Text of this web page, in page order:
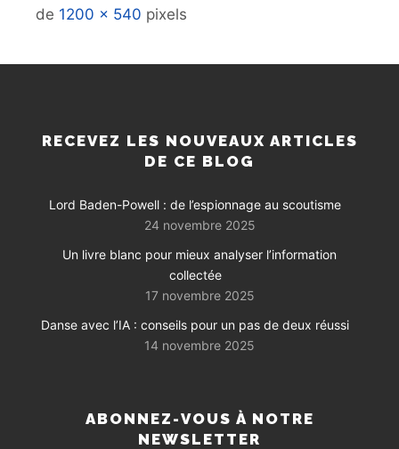
de 1200 × 540 pixels
RECEVEZ LES NOUVEAUX ARTICLES
DE CE BLOG
Lord Baden-Powell : de l’espionnage au scoutisme
24 novembre 2025
Un livre blanc pour mieux analyser l’information
collectée
17 novembre 2025
Danse avec l’IA : conseils pour un pas de deux réussi
14 novembre 2025
ABONNEZ-VOUS À NOTRE
NEWSLETTER